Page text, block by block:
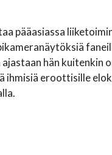
pääasiassa
hän
eroottisille